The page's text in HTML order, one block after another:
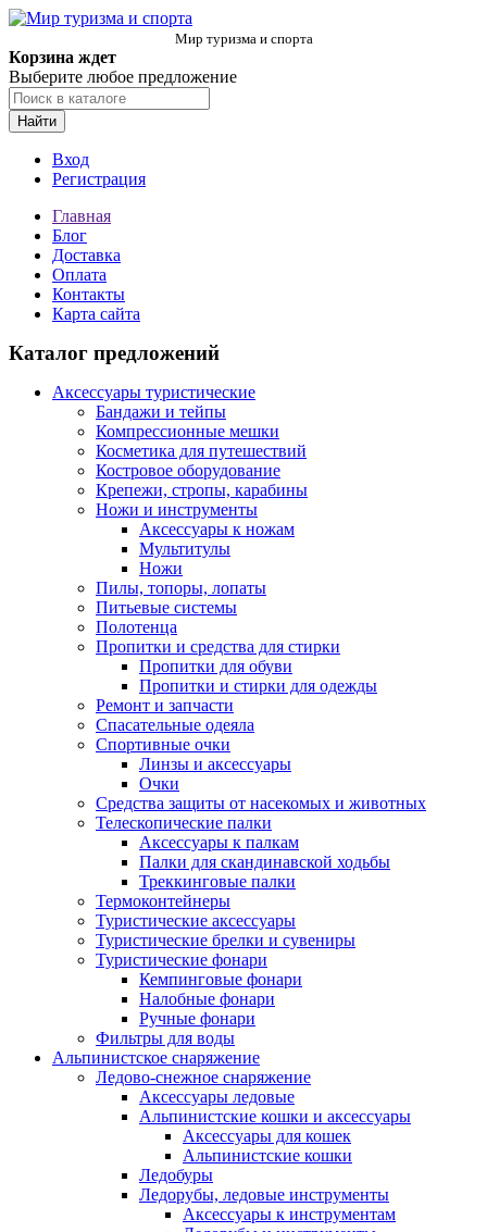
Мир туризма и спорта
Корзина ждет
Выберите любое предложение
Найти
Вход
Регистрация
Главная
Блог
Доставка
Оплата
Контакты
Карта сайта
Каталог предложений
Аксессуары туристические
Бандажи и тейпы
Компрессионные мешки
Косметика для путешествий
Костровое оборудование
Крепежи, стропы, карабины
Ножи и инструменты
Аксессуары к ножам
Мультитулы
Ножи
Пилы, топоры, лопаты
Питьевые системы
Полотенца
Пропитки и средства для стирки
Пропитки для обуви
Пропитки и стирки для одежды
Ремонт и запчасти
Спасательные одеяла
Спортивные очки
Линзы и аксессуары
Очки
Средства защиты от насекомых и животных
Телескопические палки
Аксессуары к палкам
Палки для скандинавской ходьбы
Треккинговые палки
Термоконтейнеры
Туристические аксессуары
Туристические брелки и сувениры
Туристические фонари
Кемпинговые фонари
Налобные фонари
Ручные фонари
Фильтры для воды
Альпинистское снаряжение
Ледово-снежное снаряжение
Аксессуары ледовые
Альпинистские кошки и аксессуары
Аксессуары для кошек
Альпинистские кошки
Ледобуры
Ледорубы, ледовые инструменты
Аксессуары к инструментам